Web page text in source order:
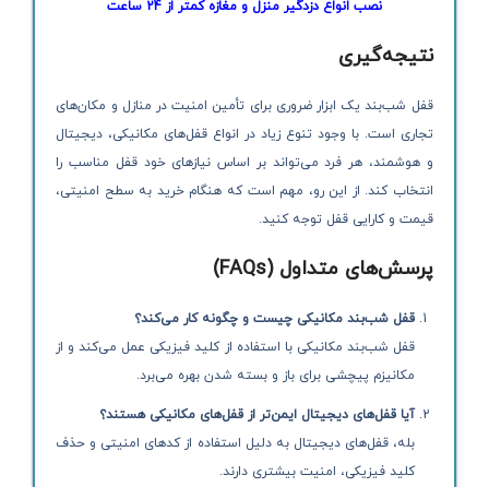
نصب انواع دزدگیر منزل و مغازه کمتر از 24 ساعت
نتیجه‌گیری
قفل شب‌بند یک ابزار ضروری برای تأمین امنیت در منازل و مکان‌های
تجاری است. با وجود تنوع زیاد در انواع قفل‌های مکانیکی، دیجیتال
و هوشمند، هر فرد می‌تواند بر اساس نیازهای خود قفل مناسب را
انتخاب کند. از این رو، مهم است که هنگام خرید به سطح امنیتی،
قیمت و کارایی قفل توجه کنید.
پرسش‌های متداول (FAQs)
قفل شب‌بند مکانیکی چیست و چگونه کار می‌کند؟
قفل شب‌بند مکانیکی با استفاده از کلید فیزیکی عمل می‌کند و از
مکانیزم پیچشی برای باز و بسته شدن بهره می‌برد.
آیا قفل‌های دیجیتال ایمن‌تر از قفل‌های مکانیکی هستند؟
بله، قفل‌های دیجیتال به دلیل استفاده از کدهای امنیتی و حذف
کلید فیزیکی، امنیت بیشتری دارند.